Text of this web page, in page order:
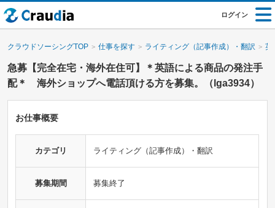
ログイン
クラウドソーシングTOP 仕事を探す ライティング（記事作成）・翻訳 英
急募【完全在宅・海外在住可】＊英語による商品の発注手
配＊ 海外ショップへ電話頂ける方を募集。（lga3934）
お仕事概要
カテゴリ ライティング（記事作成）・翻訳
募集期間 募集終了